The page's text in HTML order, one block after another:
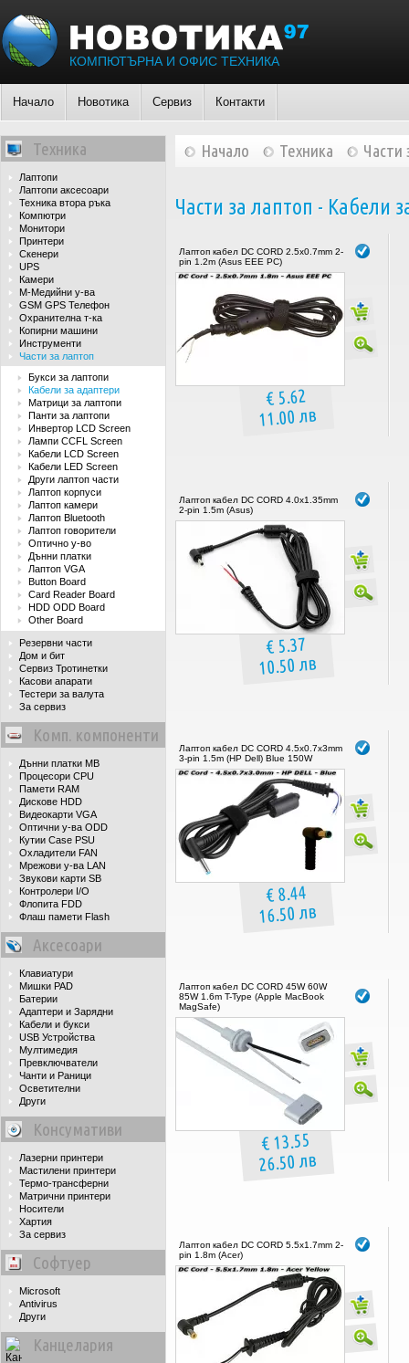
КОМПЮТЪРНА И ОФИС ТЕХНИКА
Начало Новотика Сервиз Контакти
Техника
Лаптопи
Лаптопи аксесоари
Техника втора ръка
Компютри
Монитори
Принтери
Скенери
UPS
Камери
М-Медийни у-ва
GSM GPS Телефон
Охранителна т-ка
Копирни машини
Инструменти
Части за лаптоп
Букси за лаптопи
Кабели за адаптери
Матрици за лаптопи
Панти за лаптопи
Инвертор LCD Screen
Лампи CCFL Screen
Кабели LCD Screen
Кабели LED Screen
Други лаптоп части
Лаптоп корпуси
Лаптоп камери
Лаптоп Bluetooth
Лаптоп говорители
Оптично у-во
Дънни платки
Лаптоп VGA
Button Board
Card Reader Board
HDD ODD Board
Other Board
Резервни части
Дом и бит
Сервиз Тротинетки
Касови апарати
Тестери за валута
За сервиз
Комп. компоненти
Дънни платки MB
Процесори CPU
Памети RAM
Дискове HDD
Видеокарти VGA
Оптични у-ва ODD
Кутии Case PSU
Охладители FAN
Мрежови у-ва LAN
Звукови карти SB
Контролери I/O
Флопита FDD
Флаш памети Flash
Аксесоари
Клавиатури
Мишки PAD
Батерии
Адаптери и Зарядни
Кабели и букси
USB Устройства
Мултимедия
Превключватели
Чанти и Раници
Осветителни
Други
Консумативи
Лазерни принтери
Мастилени принтери
Термо-трансферни
Матрични принтери
Носители
Хартия
За сервиз
Софтуер
Microsoft
Antivirus
Други
Канцелария
Начало Техника Части
Части за лаптоп - Кабели
Лаптоп кабел DC CORD 2.5x0.7mm 2-
pin 1.2m (Asus EEE PC)
€ 5.62
11.00 лв
Лаптоп кабел DC CORD 4.0x1.35mm
2-pin 1.5m (Asus)
€ 5.37
10.50 лв
Лаптоп кабел DC CORD 4.5x0.7x3mm
3-pin 1.5m (HP Dell) Blue 150W
€ 8.44
16.50 лв
Лаптоп кабел DC CORD 45W 60W
85W 1.6m T-Type (Apple MacBook
MagSafe)
€ 13.55
26.50 лв
Лаптоп кабел DC CORD 5.5x1.7mm 2-
pin 1.8m (Acer)